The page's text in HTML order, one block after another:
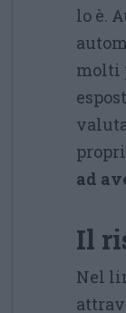
lo è.
molti
ad
Il
Nel